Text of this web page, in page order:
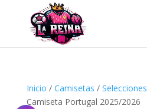
Búsqueda
productos
Inicio / Camisetas / Selecciones
Camiseta Portugal 2025/2026